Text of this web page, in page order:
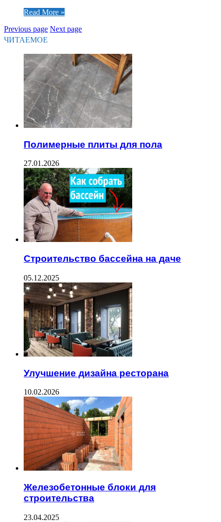
Read More »
Previous page Next page
ЧИТАЕМОЕ
Полимерные плиты для пола
27.01.2026
Строительство бассейна на даче
05.12.2025
Улучшение дизайна ресторана
10.02.2026
Железобетонные блоки для
строительства
23.04.2025